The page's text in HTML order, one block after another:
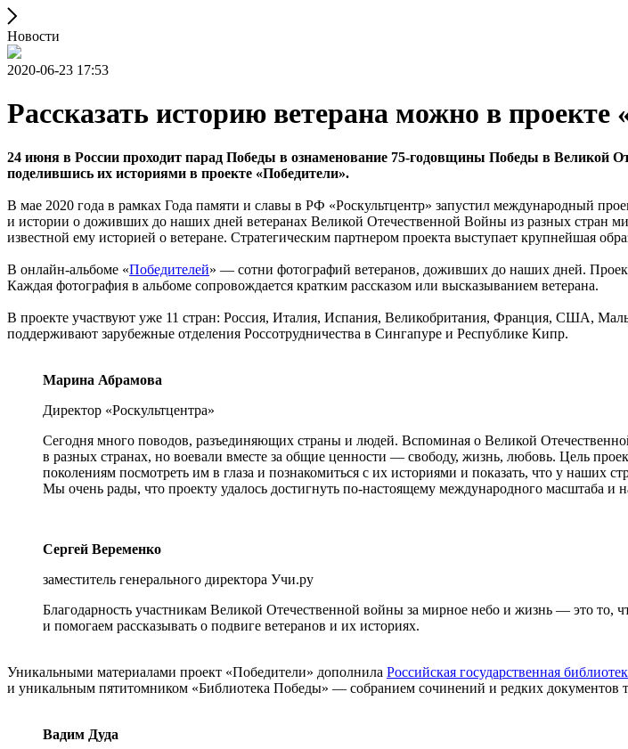
Новости
2020-06-23 17:53
Рассказать историю ветерана можно в проекте
24 июня в России проходит парад Победы в ознаменование 75-годовщины Победы в Великой
поделившись их историями в проекте «Победители».
В мае 2020 года в рамках Года памяти и славы в РФ «Роскультцентр» запустил международный
и истории о доживших до наших дней ветеранах Великой Отечественной Войны из разных стран
известной ему историей о ветеране. Стратегическим партнером проекта выступает крупнейшая
В онлайн-альбоме «Победителей» — сотни фотографий ветеранов, доживших до наших дней.
Каждая фотография в альбоме сопровождается кратким рассказом или высказыванием ветерана.
В проекте участвуют уже 11 стран: Россия, Италия, Испания, Великобритания, Франция, США,
поддерживают зарубежные отделения Россотрудничества в Сингапуре и Республике Кипр.
Марина Абрамова
Директор «Роскультцентра»
Сегодня много поводов, разъединяющих страны и людей. Вспоминая о Великой
в разных странах, но воевали вместе за общие ценности — свободу, жизнь, любовь. Цель
поколениям посмотреть им в глаза и познакомиться с их историями и показать, что у наших
Мы очень рады, что проекту удалось достигнуть по-настоящему международного масштаба и
Сергей Веременко
заместитель генерального директора Учи.ру
Благодарность участникам Великой Отечественной войны за мирное небо и жизнь — это то,
и помогаем рассказывать о подвиге ветеранов и их историях.
Уникальными материалами проект «Победители» дополнила Российская государственная
и уникальным пятитомником «Библиотека Победы» — собранием сочинений и редких документов
Вадим Дуда